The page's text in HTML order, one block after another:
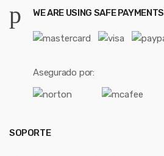
WE ARE USING SAFE PAYMENTS
Asegurado por:
SOPORTE